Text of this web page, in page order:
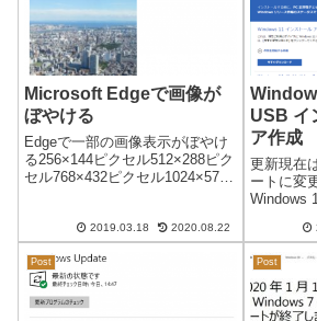
Microsoft Edgeで画像が
ぼやける
Edgeで一部の画像表示がぼやけ
る256×144ピクセル512×288ピク
セル768×432ピクセル1024×576
す。144×256ピクセル288×512ピ
クセル ←ぼやける432×...
2019.03.18 2020.08.22
USB イ
ア作成
更新現在
ートに変
Windows
2022/09/
ン 22H2
になりま
デ...
Post Post